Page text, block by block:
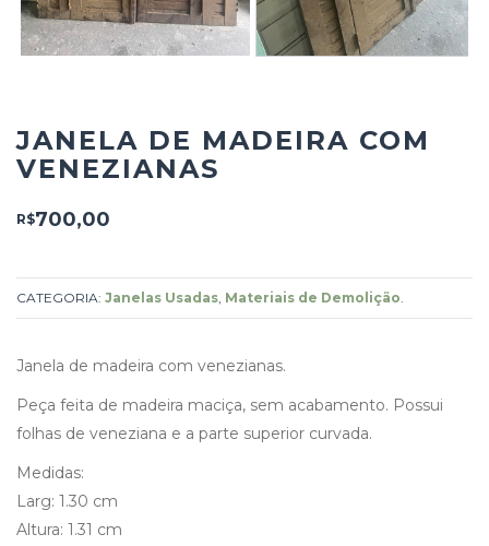
JANELA DE MADEIRA COM
VENEZIANAS
R$700,00
CATEGORIA: Janelas Usadas Materiais de Demolição
Janela de madeira com venezianas.
Peça feita de madeira maciça, sem acabamento. Possui
folhas de veneziana e a parte superior curvada.
Medidas:
Larg: 1.30 cm
Altura: 1.31 cm